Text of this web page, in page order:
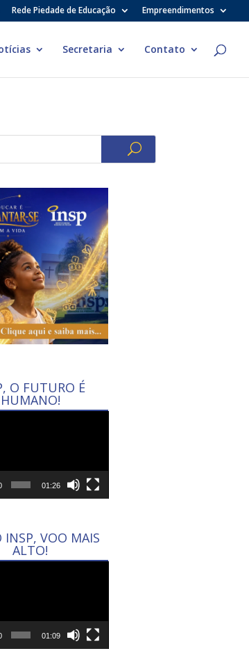
Rede Piedade de Educação Empreendimentos
Secretaria Contato
O FUTURO É
HUMANO!
01:26
INSP, VOO MAIS
ALTO!
01:09